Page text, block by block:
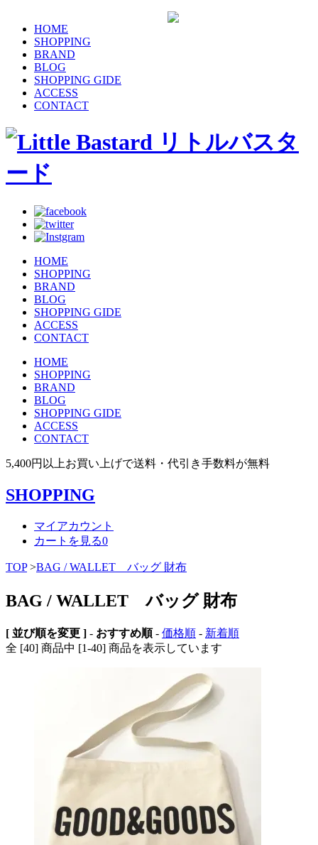
HOME
SHOPPING
BRAND
BLOG
SHOPPING GIDE
ACCESS
CONTACT
HOME
SHOPPING
BRAND
BLOG
SHOPPING GIDE
ACCESS
CONTACT
HOME
SHOPPING
BRAND
BLOG
SHOPPING GIDE
ACCESS
CONTACT
5,400円以上お買い上げで送料・代引き手数料が無料
SHOPPING
マイアカウント
カートを見る0
TOP >BAG / WALLET バッグ 財布
BAG / WALLET バッグ 財布
[ 並び順を変更 ] - おすすめ順- 価格順 - 新着順
全 [40] 商品中 [1-40] 商品を表示しています